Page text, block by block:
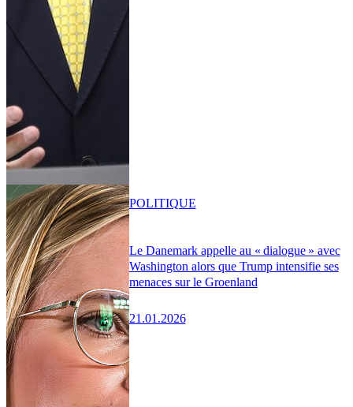
Le Danemark appelle au « dialogue » avec
Washington alors que Trump intensifie ses
menaces sur le Groenland
21.01.2026
POLITIQUE